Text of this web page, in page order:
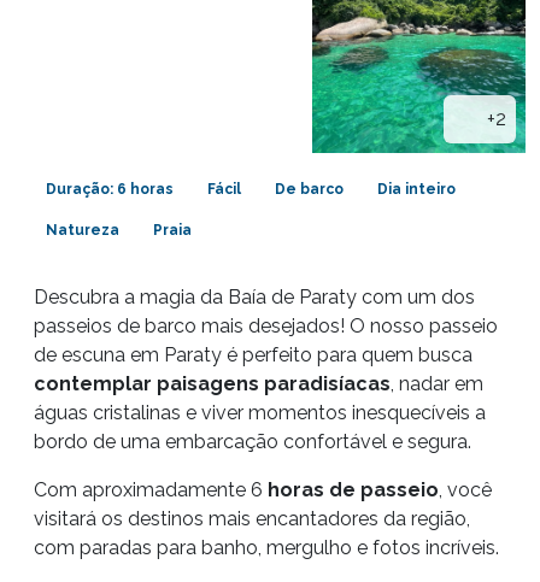
+2
Duração: 6 horas Fácil De barco Dia inteiro
Natureza Praia
Descubra a magia da Baía de Paraty com um dos
passeios de barco mais desejados! O nosso passeio
de escuna em Paraty é perfeito para quem busca
contemplar paisagens paradisíacas , nadar em
águas cristalinas e viver momentos inesquecíveis a
bordo de uma embarcação confortável e segura.
Com aproximadamente 6 horas de passeio , você
visitará os destinos mais encantadores da região,
com paradas para banho, mergulho e fotos incríveis.